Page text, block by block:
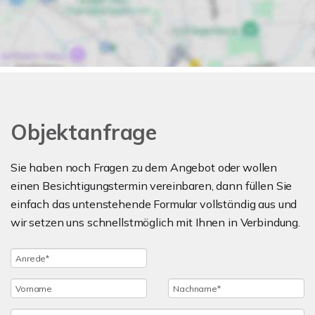
Objektanfrage
Sie haben noch Fragen zu dem Angebot oder wollen
einen Besichtigungstermin vereinbaren, dann füllen Sie
einfach das untenstehende Formular vollständig aus und
wir setzen uns schnellstmöglich mit Ihnen in Verbindung.